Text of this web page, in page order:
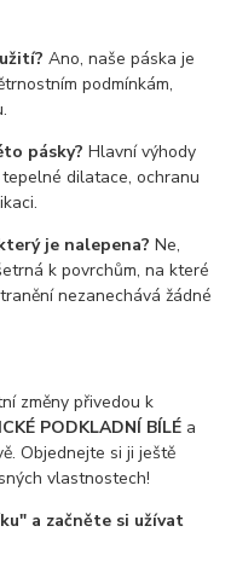
Ano, naše páska je
podmínkám,
pásky? Hlavní výhody
dilatace, ochranu
je nalepena? Ne,
k povrchům, na které
nezanechává žádné
změny přivedou k
PODKLADNÍ BÍLÉ a
Objednejte si ji ještě
vlastnostech!
a začněte si užívat